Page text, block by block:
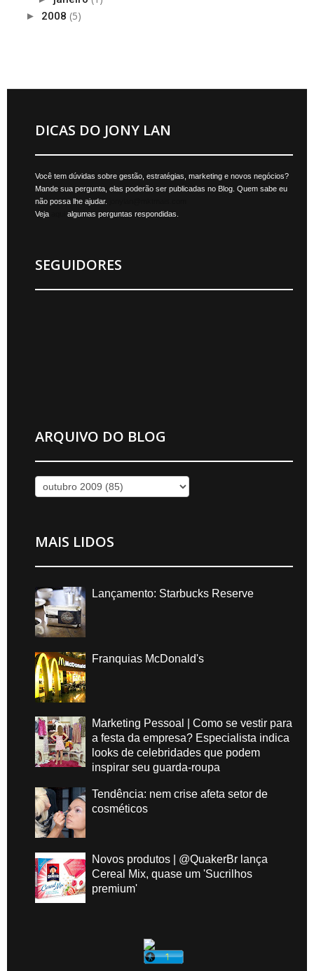
► 2008 (5)
DICAS DO JONY LAN
Você tem dúvidas sobre gestão, estratégias, marketing e novos negócios?
Mande sua pergunta, elas poderão ser publicadas no Blog. Quem sabe eu
não possa lhe ajudar.
Veja
algumas perguntas respondidas.
SEGUIDORES
ARQUIVO DO BLOG
MAIS LIDOS
Lançamento: Starbucks Reserve
Franquias McDonald's
Marketing Pessoal | Como se vestir para
a festa da empresa? Especialista indica
looks de celebridades que podem
inspirar seu guarda-roupa
Tendência: nem crise afeta setor de
cosméticos
Novos produtos | @QuakerBr lança
Cereal Mix, quase um 'Sucrilhos
premium'